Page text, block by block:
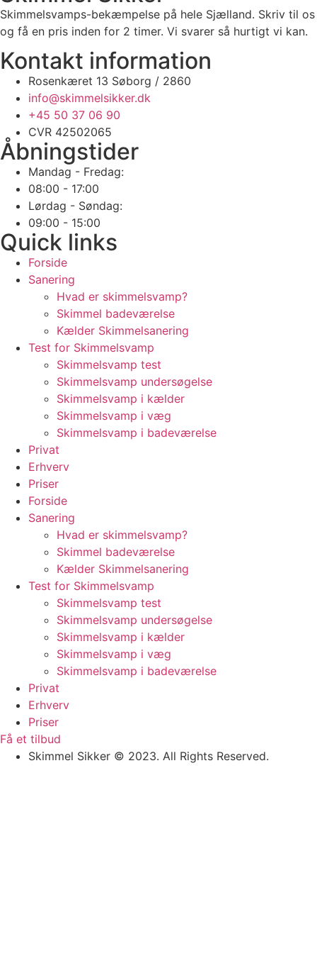
Skimmelsvamps-bekæmpelse på hele Sjælland. Skriv til os
og få en pris inden for 2 timer. Vi svarer så hurtigt vi kan.
Kontakt information
Rosenkæret 13 Søborg / 2860
info@skimmelsikker.dk
+45 50 37 06 90
CVR 42502065
Åbningstider
Mandag - Fredag:
08:00 - 17:00
Lørdag - Søndag:
09:00 - 15:00
Quick links
Forside
Sanering
Hvad er skimmelsvamp?
Skimmel badeværelse
Kælder Skimmelsanering
Test for Skimmelsvamp
Skimmelsvamp test
Skimmelsvamp undersøgelse
Skimmelsvamp i kælder
Skimmelsvamp i væg
Skimmelsvamp i badeværelse
Privat
Erhverv
Priser
Forside
Sanering
Hvad er skimmelsvamp?
Skimmel badeværelse
Kælder Skimmelsanering
Test for Skimmelsvamp
Skimmelsvamp test
Skimmelsvamp undersøgelse
Skimmelsvamp i kælder
Skimmelsvamp i væg
Skimmelsvamp i badeværelse
Privat
Erhverv
Priser
Få et tilbud
Skimmel Sikker © 2023. All Rights Reserved.